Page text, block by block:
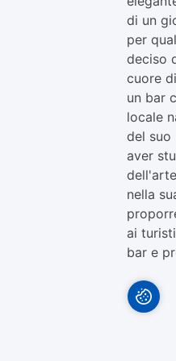
di un
per
deciso
cuore
un bar
locale
del suo
aver
nella
ai
bar e